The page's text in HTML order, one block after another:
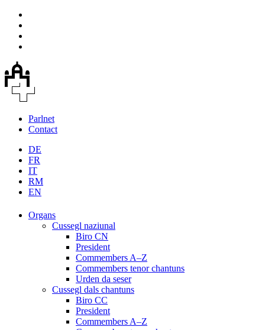
Parlnet
Contact
DE
FR
IT
RM
EN
Organs
Cussegl naziunal
Biro CN
President
Commembers A–Z
Commembers tenor chantuns
Urden da seser
Cussegl dals chantuns
Biro CC
President
Commembers A–Z